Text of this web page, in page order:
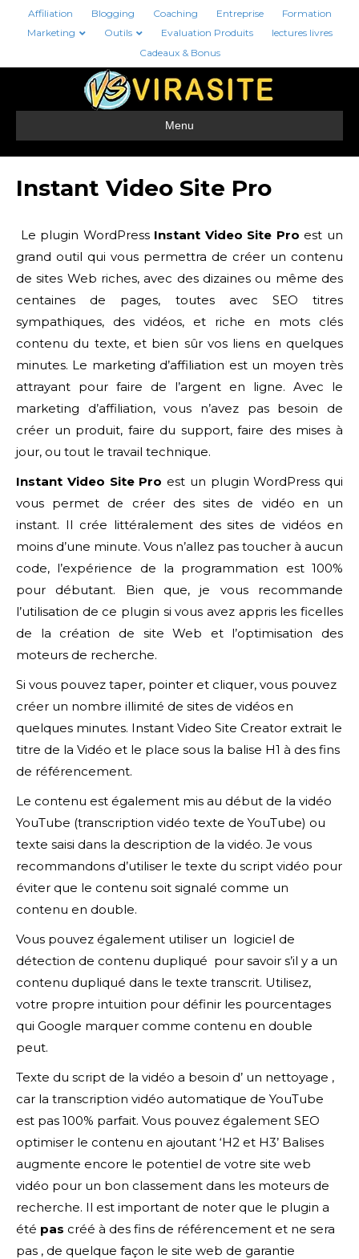
Affiliation Blogging Coaching Entreprise
Formation
Marketing
Outils Evaluation Produits
lectures livres
Cadeaux & Bonus
Menu
Instant Video Site Pro
Le plugin WordPress Instant Video Site Pro est un
grand outil qui vous permettra de créer un contenu
de sites Web riches, avec des dizaines ou même des
centaines de pages, toutes avec SEO titres
sympathiques, des vidéos, et riche en mots clés
contenu du texte, et bien sûr vos liens en quelques
minutes. Le marketing d’affiliation est un moyen très
attrayant pour faire de l’argent en ligne. Avec le
marketing d’affiliation, vous n’avez pas besoin de
créer un produit, faire du support, faire des mises à
jour, ou tout le travail technique.
Instant Video Site Pro est un plugin WordPress qui
vous permet de créer des sites de vidéo en un
instant. Il crée littéralement des sites de vidéos en
moins d’une minute. Vous n’allez pas toucher à aucun
code, l’expérience de la programmation est 100%
pour débutant. Bien que, je vous recommande
l’utilisation de ce plugin si vous avez appris les ficelles
de la création de site Web et l’optimisation des
moteurs de recherche.
Si vous pouvez taper, pointer et cliquer, vous pouvez
créer un nombre illimité de sites de vidéos en
quelques minutes. Instant Video Site Creator extrait le
titre de la Vidéo et le place sous la balise H1 à des fins
de référencement.
Le contenu est également mis au début de la vidéo
YouTube (transcription vidéo texte de YouTube) ou
texte saisi dans la description de la vidéo. Je vous
recommandons d’utiliser le texte du script vidéo pour
éviter que le contenu soit signalé comme un
contenu en double.
Vous pouvez également utiliser un logiciel de
détection de contenu dupliqué pour savoir s’il y a un
contenu dupliqué dans le texte transcrit. Utilisez,
votre propre intuition pour définir les pourcentages
qui Google marquer comme contenu en double
peut.
Texte du script de la vidéo a besoin d’ un nettoyage ,
car la transcription vidéo automatique de YouTube
est pas 100% parfait. Vous pouvez également SEO
optimiser le contenu en ajoutant ‘H2 et H3’ Balises
augmente encore le potentiel de votre site web
vidéo pour un bon classement dans les moteurs de
recherche. Il est important de noter que le plugin a
été pas créé à des fins de référencement et ne sera
pas , de quelque façon le site web de garantie